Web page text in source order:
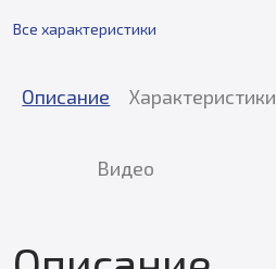
Все характеристики
Описание Характеристики
Видео